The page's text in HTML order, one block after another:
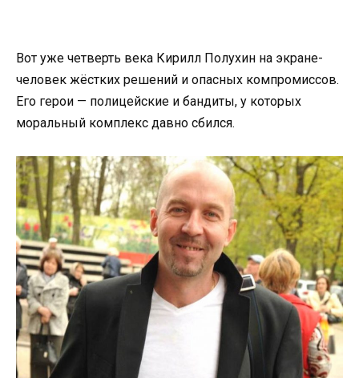
Вот уже четверть века Кирилл Полухин на экране-
человек жёстких решений и опасных компромиссов.
Его герои — полицейские и бандиты, у которых
моральный комплекс давно сбился.